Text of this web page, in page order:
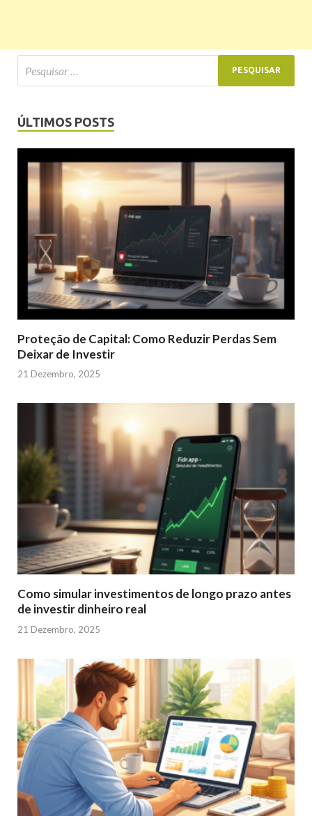
ÚLTIMOS POSTS
Proteção de Capital: Como Reduzir Perdas Sem
Deixar de Investir
21 Dezembro, 2025
Como simular investimentos de longo prazo antes
de investir dinheiro real
21 Dezembro, 2025